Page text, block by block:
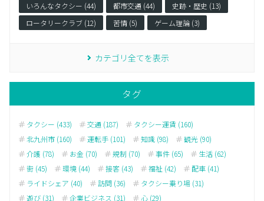
いろんなタクシー (44)
都市交通 (44)
史跡・歴史 (13)
ロータリークラブ (12)
苦情 (5) ゲーム理論 (3)
カテゴリ全てを表示
タグ
タクシー (433) 交通 (187)
タクシー運賃 (160)
北九州市 (160)
運転手 (101) 知識 (98)
観光 (90)
介護 (78)
お金 (70) 規制 (70) 事件 (65)
生活 (62)
街 (45)
環境 (44) 接客 (43) 福祉 (42)
配車 (41)
ライドシェア (40)
訪問 (36)
タクシー乗り場 (31)
遊び (31)
企業ビジネス (31)
心 (29)